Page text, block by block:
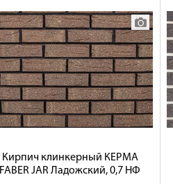
Кирпич клинкерный КЕРМА
FABER JAR Ладожский, 0,7 НФ